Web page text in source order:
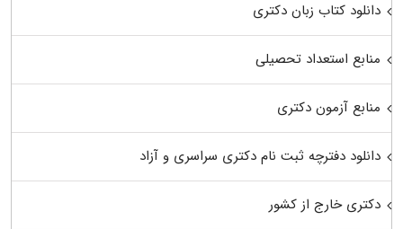
دانلود کتاب زبان دکتری
منابع استعداد تحصیلی
منابع آزمون دکتری
دانلود دفترچه ثبت نام دکتری سراسری و آزاد
دکتری خارج از کشور